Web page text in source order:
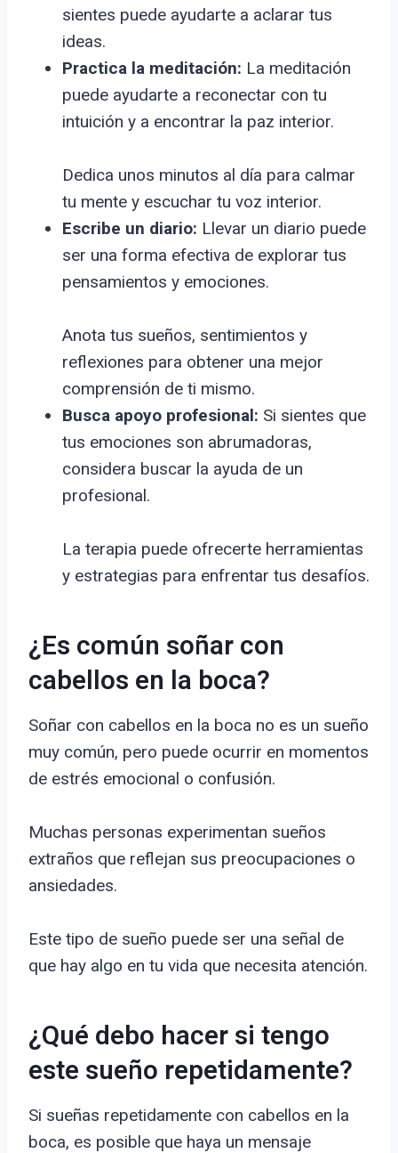
sientes puede ayudarte a aclarar tus
ideas.
Practica la meditación: La meditación
puede ayudarte a reconectar con tu
intuición y a encontrar la paz interior.
Dedica unos minutos al día para calmar
tu mente y escuchar tu voz interior.
Escribe un diario: Llevar un diario puede
ser una forma efectiva de explorar tus
pensamientos y emociones.
Anota tus sueños, sentimientos y
reflexiones para obtener una mejor
comprensión de ti mismo.
Busca apoyo profesional: Si sientes que
tus emociones son abrumadoras,
considera buscar la ayuda de un
profesional.
La terapia puede ofrecerte herramientas
y estrategias para enfrentar tus desafíos.
¿Es común soñar con
cabellos en la boca?
Soñar con cabellos en la boca no es un sueño
muy común, pero puede ocurrir en momentos
de estrés emocional o confusión.
Muchas personas experimentan sueños
extraños que reflejan sus preocupaciones o
ansiedades.
Este tipo de sueño puede ser una señal de
que hay algo en tu vida que necesita atención.
¿Qué debo hacer si tengo
este sueño repetidamente?
Si sueñas repetidamente con cabellos en la
boca, es posible que haya un mensaje